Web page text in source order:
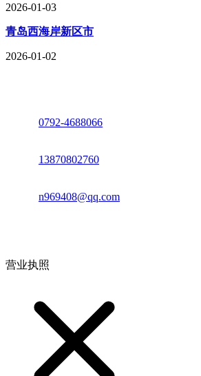
2026-01-03
青岛西海岸新区市
2026-01-02
0792-4688066
13870802760
n969408@qq.com
营业执照